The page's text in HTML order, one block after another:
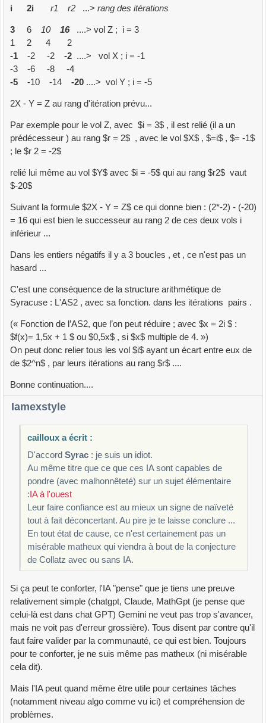
i 2i r1 r2 ...> rang des itérations
3 6 10 16....> vol Z ; i = 3
1 2 4 2
-1 -2 -2 -2 ....> vol X ; i = -1
-3 -6 -8 -4
-5 -10 -14 -20 ....> vol Y ; i = -5
2X - Y = Z au rang d'itération prévu...
Par exemple pour le vol Z, avec $i = 3$ , il est relié (il a un
prédécesseur ) au rang $r = 2$ , avec le vol $X$ , $=i$ , $= -1$
; le $r 2 = -2$
relié lui même au vol $Y$ avec $i = -5$ qui au rang $r2$ vaut
$-20$
Suivant la formule $2X - Y = Z$ ce qui donne bien : (2*-2) - (-20)
= 16 qui est bien le successeur au rang 2 de ces deux vols i
inférieur ...
Dans les entiers négatifs il y a 3 boucles , et , ce n'est pas un
hasard ...
C'est une conséquence de la structure arithmétique de
Syracuse : L'AS2 , avec sa fonction. dans les itérations pairs .
(« Fonction de l’AS2, que l’on peut réduire ; avec $x = 2i $ :
$f(x)= 1,5x + 1 $ ou $0,5x$ , si $x$ multiple de 4. »)
On peut donc relier tous les vol $i$ ayant un écart entre eux de
de $2^n$ , par leurs itérations au rang $r$ ....
Bonne continuation....
Iamexstyle
cailloux a écrit :
D'accord Syrac: je suis un idiot.
Au même titre que ce que ces IA sont capables de
pondre (avec malhonnêteté) sur un sujet élémentaire
: IA à l'ouest
Leur faire confiance est au mieux un signe de naïveté
tout à fait déconcertant. Au pire je te laisse conclure ...
En tout état de cause, ce n'est certainement pas un
misérable matheux qui viendra à bout de la conjecture
de Collatz avec ou sans IA.
Si ça peut te conforter, l'IA "pense" que je tiens une preuve
relativement simple (chatgpt, Claude, MathGpt (je pense que
celui-là est dans chat GPT) Gemini ne veut pas trop s'avancer,
mais ne voit pas d'erreur grossière). Tous disent par contre qu'il
faut faire valider par la communauté, ce qui est bien. Toujours
pour te conforter, je ne suis même pas matheux (ni misérable
cela dit).
Mais l'IA peut quand même être utile pour certaines tâches
(notamment niveau algo comme vu ici) et compréhension de
problèmes.